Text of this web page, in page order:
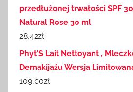
przedłużonej trwałości SPF
Natural Rose 30 ml
28,42zł
Phyt'S Lait Nettoyant ,
Demakijażu Wersja
109,00zł